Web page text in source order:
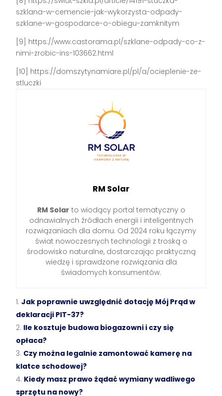
szklana-w-cemencie-jak-wykorzysta-odpady-
szklane-w-gospodarce-o-obiegu-zamknitym
[9] https://www.castorama.pl/szklane-odpady-co-z-
nimi-zrobic-ins-103662.html
[10] https://domszytynamiare.pl/pl/a/ocieplenie-ze-
stluczki
RM Solar
RM Solar to wiodący portal tematyczny o
odnawialnych źródłach energii i inteligentnych
rozwiązaniach dla domu. Od 2024 roku łączymy
świat nowoczesnych technologii z troską o
środowisko naturalne, dostarczając praktyczną
wiedzę i sprawdzone rozwiązania dla
świadomych konsumentów.
Jak poprawnie uwzględnić dotację Mój Prąd w
deklaracji PIT-37?
Ile kosztuje budowa biogazowni i czy się
opłaca?
Czy można legalnie zamontować kamerę na
klatce schodowej?
Kiedy masz prawo żądać wymiany wadliwego
sprzętu na nowy?